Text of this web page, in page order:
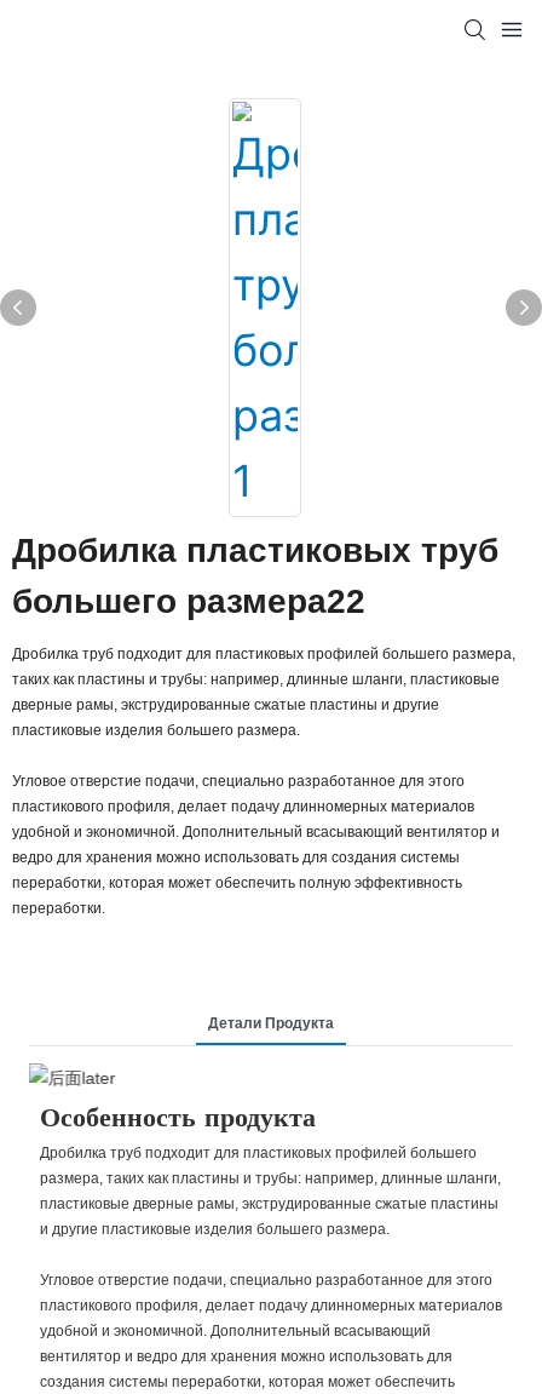
Дробилка пластиковых труб
большего размера22
Дробилка труб подходит для пластиковых профилей большего размера,
таких как пластины и трубы: например, длинные шланги, пластиковые
дверные рамы, экструдированные сжатые пластины и другие
пластиковые изделия большего размера.
Угловое отверстие подачи, специально разработанное для этого
пластикового профиля, делает подачу длинномерных материалов
удобной и экономичной. Дополнительный всасывающий вентилятор и
ведро для хранения можно использовать для создания системы
переработки, которая может обеспечить полную эффективность
переработки.
Детали Продукта
Особенность продукта
Дробилка труб подходит для пластиковых профилей большего
размера, таких как пластины и трубы: например, длинные шланги,
пластиковые дверные рамы, экструдированные сжатые пластины
и другие пластиковые изделия большего размера.
Угловое отверстие подачи, специально разработанное для этого
пластикового профиля, делает подачу длинномерных материалов
удобной и экономичной. Дополнительный всасывающий
вентилятор и ведро для хранения можно использовать для
создания системы переработки, которая может обеспечить